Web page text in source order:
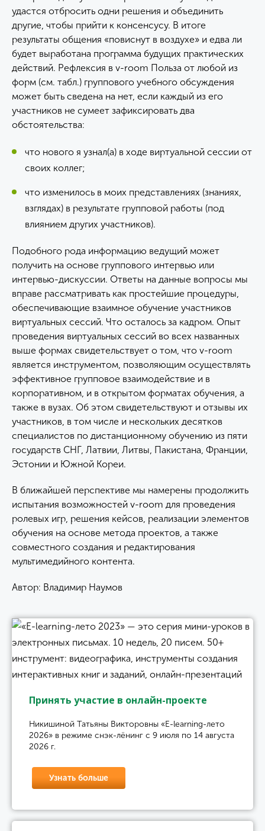
удастся отбросить одни решения и объединить
другие, чтобы прийти к консенсусу. В итоге
результаты общения «повиснут в воздухе» и едва ли
будет выработана программа будущих практических
действий. Рефлексия в v-room Польза от любой из
форм (см. табл.) группового учебного обсуждения
может быть сведена на нет, если каждый из его
участников не сумеет зафиксировать два
обстоятельства:
что нового я узнал(а) в ходе виртуальной сессии от
своих коллег;
что изменилось в моих представлениях (знаниях,
взглядах) в результате групповой работы (под
влиянием других участников).
Подобного рода информацию ведущий может
получить на основе группового интервью или
интервью-дискуссии. Ответы на данные вопросы мы
вправе рассматривать как простейшие процедуры,
обеспечивающие взаимное обучение участников
виртуальных сессий. Что осталось за кадром. Опыт
проведения виртуальных сессий во всех названных
выше формах свидетельствует о том, что v-room
является инструментом, позволяющим осуществлять
эффективное групповое взаимодействие и в
корпоративном, и в открытом форматах обучения, а
также в вузах. Об этом свидетельствуют и отзывы их
участников, в том числе и нескольких десятков
специалистов по дистанционному обучению из пяти
государств СНГ, Латвии, Литвы, Пакистана, Франции,
Эстонии и Южной Кореи.
В ближайшей перспективе мы намерены продолжить
испытания возможностей v-room для проведения
ролевых игр, решения кейсов, реализации элементов
обучения на основе метода проектов, а также
совместного создания и редактирования
мультимедийного контента.
Автор: Владимир Наумов
Принять участие в онлайн-проекте
Никишиной Татьяны Викторовны «E-learning-лето
2026» в режиме снэк-лёнинг с 9 июля по 14 августа
2026 г.
Узнать больше